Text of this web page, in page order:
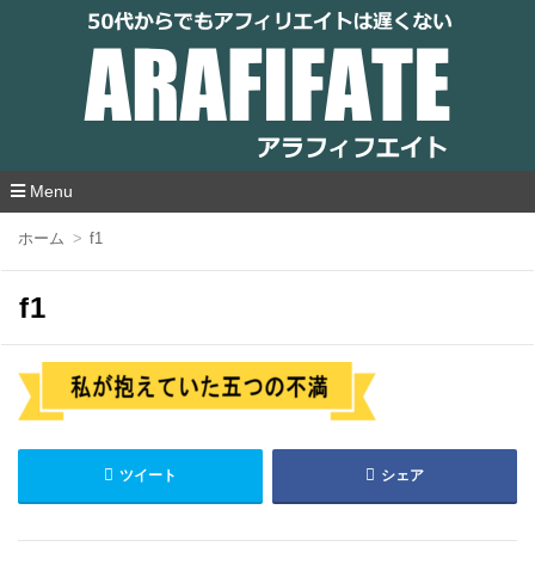
アラフィフエイト｜ 50代からでもアフィリ
エイトは遅くない
Menu
移
ホーム f1
f1
ツイート シェア